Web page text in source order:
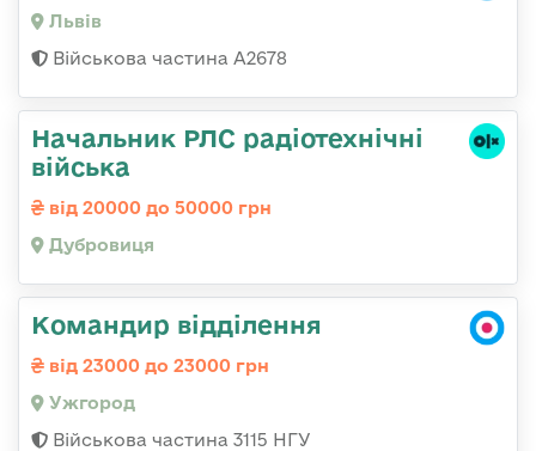
Львів
Військова частина А2678
Начальник РЛС радіотехнічні
війська
від 20000 до 50000 грн
Дубровиця
Командир відділення
від 23000 до 23000 грн
Ужгород
Військова частина 3115 НГУ